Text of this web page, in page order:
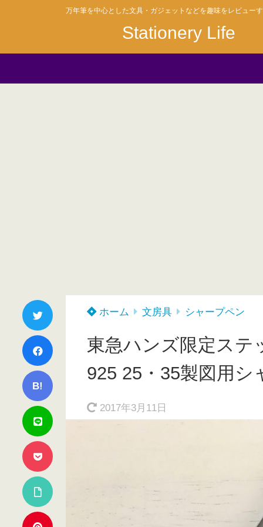
万年筆を中心とした文具・ガジェットなどを趣味をレビュー
Stationery Life
B!
ホーム 文房具 シャープペン
東急ハンズ限定ステ
925 25・35製図用シ
2017年3月11日